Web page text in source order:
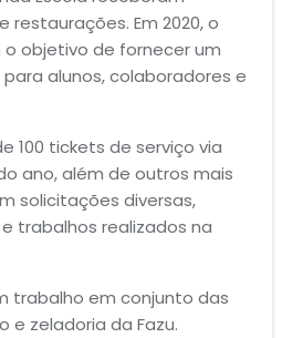
Em 2020, o
objetivo de fornecer um
alunos, colaboradores e
100 tickets de serviço via
ano, além de outros mais
solicitações diversas,
trabalhos realizados na
trabalho em conjunto das
e zeladoria da Fazu.